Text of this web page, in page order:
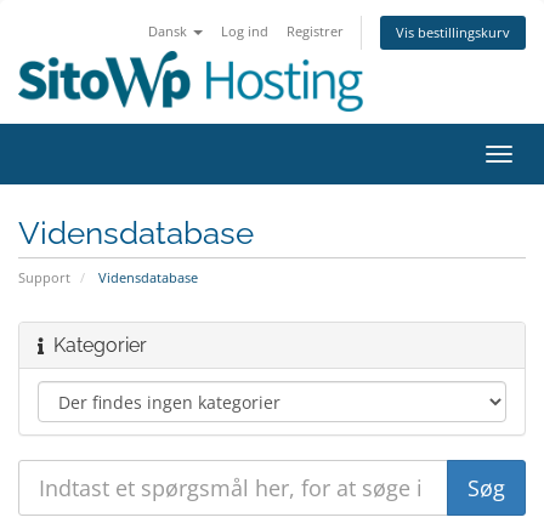
Dansk Log ind Registrer Vis bestillingskurv
Skift
Vidensdatabase
Support Vidensdatabase
Kategorier